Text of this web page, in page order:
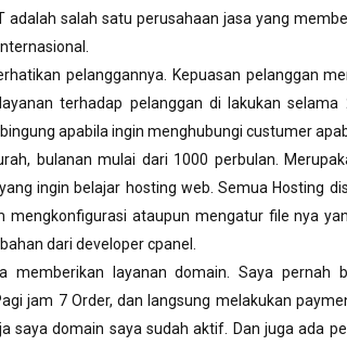
adalah salah satu perusahaan jasa yang
pelanggannya. Kepuasan pelanggan
terhadap pelanggan di lakukan
apabila ingin menghubungi custumer
bulanan mulai dari 1000 perbulan.
ingin belajar hosting web. Semua Hosting
mengkonfigurasi ataupun mengatur file nya
dari developer cpanel.
memberikan layanan domain. Saya pernah
jam 7 Order, dan langsung melakukan
saya domain saya sudah aktif. Dan juga ada